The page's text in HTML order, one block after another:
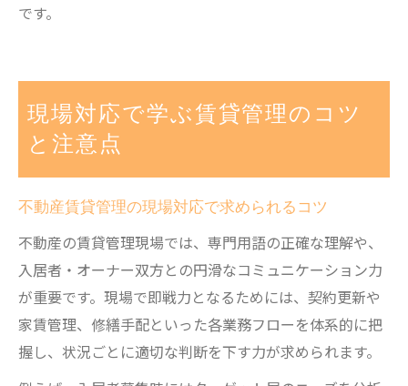
です。
現場対応で学ぶ賃貸管理のコツ
と注意点
不動産賃貸管理の現場対応で求められるコツ
不動産の賃貸管理現場では、専門用語の正確な理解や、
入居者・オーナー双方との円滑なコミュニケーション力
が重要です。現場で即戦力となるためには、契約更新や
家賃管理、修繕手配といった各業務フローを体系的に把
握し、状況ごとに適切な判断を下す力が求められます。